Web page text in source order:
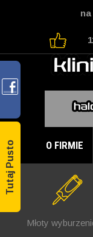
Tutaj Pusto O FIRMIE
Młoty